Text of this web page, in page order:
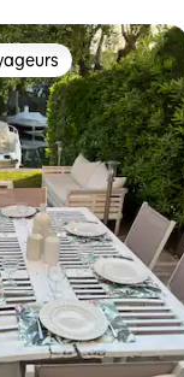
de 7